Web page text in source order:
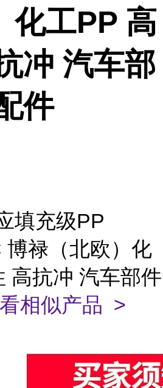
化工PP 高
冲 汽车部
件
填充级PP
博禄（北欧）化
高抗冲 汽车部件
相似产品 >